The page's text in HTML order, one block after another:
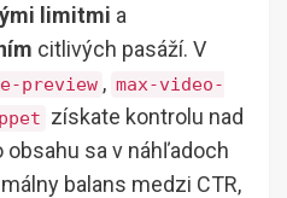
limitmi a
citlivých pasáží. V
preview , max-video-
získate kontrolu nad
sa v náhľadoch
balans medzi CTR,